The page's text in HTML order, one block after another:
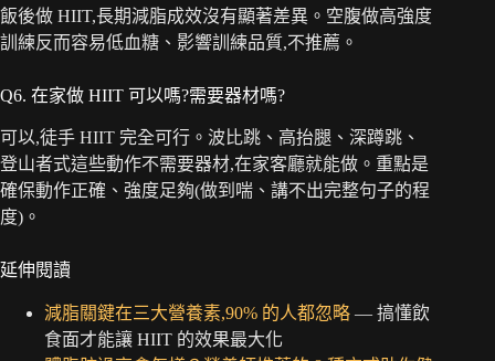
飯後做 HIIT,長期減脂成效沒有顯著差異。空腹做高強度
訓練反而容易低血糖、影響訓練品質,不推薦。
Q6. 在家做 HIIT 可以嗎?需要器材嗎?
可以,徒手 HIIT 完全可行。波比跳、高抬腿、深蹲跳、
登山者式這些動作不需要器材,在家客廳就能做。重點是
確保動作正確、強度足夠(做到喘、講不出完整句子的程
度)。
延伸閱讀
減脂關鍵在三大營養素,90% 的人都忽略 — 搞懂飲
食面才能讓 HIIT 的效果最大化